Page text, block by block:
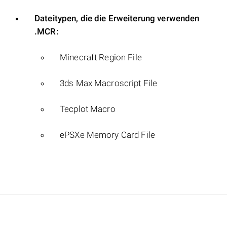
Dateitypen, die die Erweiterung verwenden
.MCR:
Minecraft Region File
3ds Max Macroscript File
Tecplot Macro
ePSXe Memory Card File